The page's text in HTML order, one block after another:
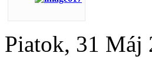
Piatok, 31 Máj